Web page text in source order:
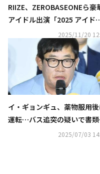
RIIZE、ZEROBASEONEら豪
アイドル出演「2025 アイド
陸上大会」KNTVで2026年1
に日本初放送！
2025/11/20
イ・ギョンギュ、薬物服用
運転…バス追突の疑いで書類
2025/07/03